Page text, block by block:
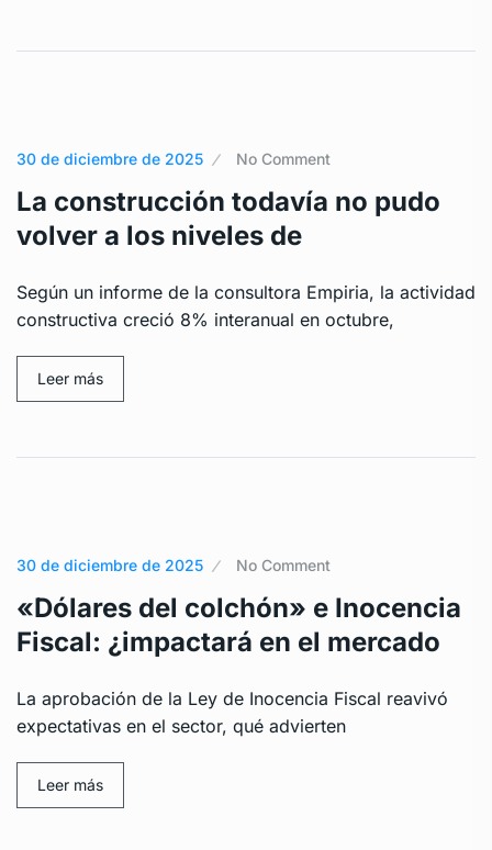
30 de diciembre de 2025 No Comment
La construcción todavía no pudo
volver a los niveles de
Según un informe de la consultora Empiria, la actividad
constructiva creció 8% interanual en octubre,
Leer más
30 de diciembre de 2025 No Comment
«Dólares del colchón» e Inocencia
Fiscal: ¿impactará en el mercado
La aprobación de la Ley de Inocencia Fiscal reavivó
expectativas en el sector, qué advierten
Leer más